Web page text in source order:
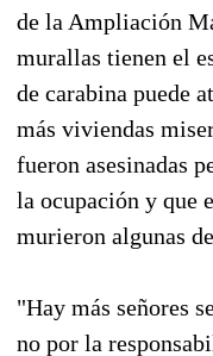
de la Ampliación
murallas tienen el
de carabina puede
más viviendas
fueron asesinadas
la ocupación y que
murieron algunas
"Hay más señores
no por la